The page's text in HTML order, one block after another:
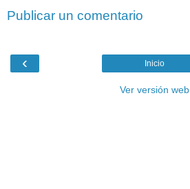
Publicar un comentario
‹ Inicio
Ver versión web